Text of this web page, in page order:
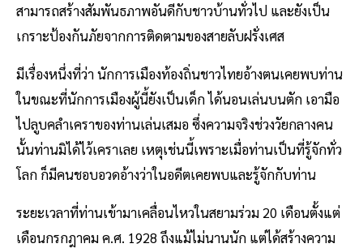
สามารถสร้างสัมพันธภาพอันดีกับชาวบ้านทั่วไป และยังเป็น
เกราะป้องกันภัยจากการติดตามของสายลับฝรั่งเศส
มีเรื่องหนึ่งที่ว่า นักการเมืองท้องถิ่นชาวไทยอ้างตนเคยพบท่าน
ในขณะที่นักการเมืองผู้นี้ยังเป็นเด็ก ได้นอนเล่นบนตัก เอามือ
ไปลูบคลำเคราของท่านเล่นเสมอ ซึ่งความจริงช่วงวัยกลางคน
นั้นท่านมิได้ไว้เคราเลย เหตุเช่นนี้เพราะเมื่อท่านเป็นที่รู้จักทั่ว
โลก ก็มีคนชอบอวดอ้างว่าในอดีตเคยพบและรู้จักกับท่าน
ระยะเวลาที่ท่านเข้ามาเคลื่อนไหวในสยามร่วม 20 เดือนตั้งแต่
เดือนกรกฎาคม ค.ศ. 1928 ถึงแม้ไม่นานนัก แต่ได้สร้างความ